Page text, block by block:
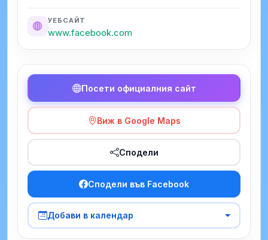
УЕБСАЙТ
www.facebook.com
Посети официалния сайт
Виж в Google Maps
Сподели
Сподели във Facebook
Добави в календар